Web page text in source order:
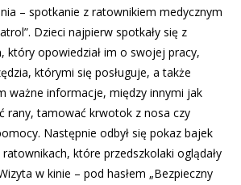
– spotkanie z ratownikiem medycznym
Dzieci najpierw spotkały się z
który opowiedział im o swojej pracy,
którymi się posługuje, a także
ważne informacje, między innymi jak
rany, tamować krwotok z nosa czy
Następnie odbył się pokaz bajek
które przedszkolaki oglądały
w kinie – pod hasłem „Bezpieczny